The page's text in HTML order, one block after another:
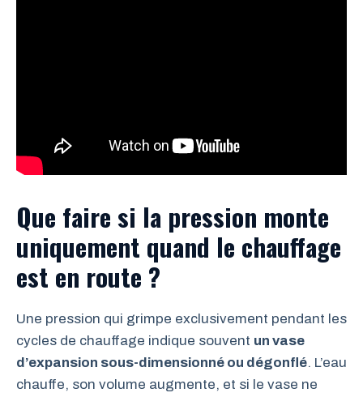
Que faire si la pression monte
uniquement quand le chauffage
est en route ?
Une pression qui grimpe exclusivement pendant les
cycles de chauffage indique souvent un vase
d’expansion sous-dimensionné ou dégonflé. L’eau
chauffe, son volume augmente, et si le vase ne